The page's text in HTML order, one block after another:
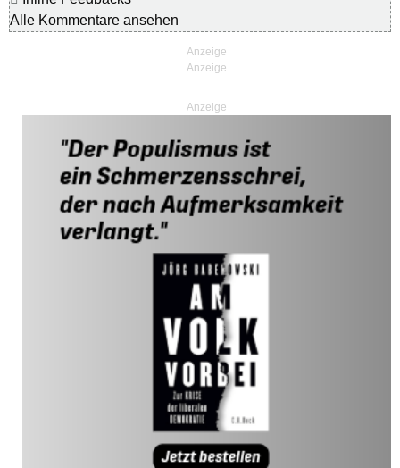
Alle Kommentare ansehen
Anzeige